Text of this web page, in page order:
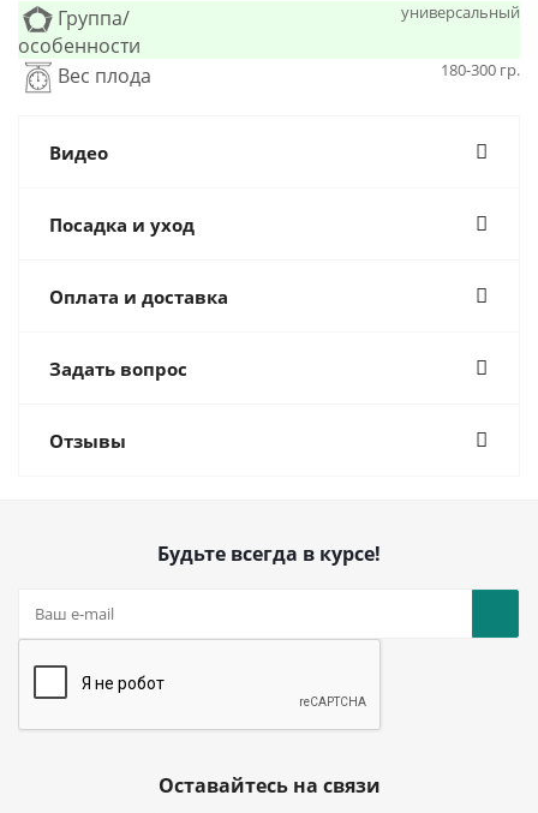
Группа/
особенности
универсальный
Вес плода 180-300 гр.
Видео
Посадка и уход
Оплата и доставка
Задать вопрос
Отзывы
Будьте всегда в курсе!
Оставайтесь на связи